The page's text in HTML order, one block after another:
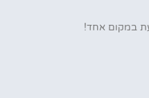
במקום אחד!